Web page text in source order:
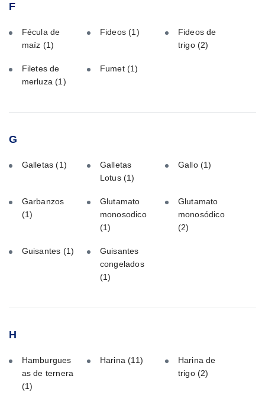
F
Fécula de
maíz (1)
Fideos(1)
Fideos de
trigo(2)
Filetes de
merluza(1)
Fumet (1)
G
Galletas(1)
Galletas
Lotus (1)
Gallo(1)
Garbanzos
(1)
Glutamato
monosodico
(1)
Glutamato
monosódico
(2)
Guisantes (1)
Guisantes
congelados
(1)
H
Hamburgues
as de ternera
(1)
Harina(11)
Harina de
trigo(2)